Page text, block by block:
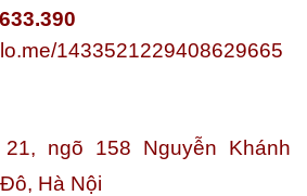
1433521229408629665
ngõ 158 Nguyễn Khánh
Hà Nội